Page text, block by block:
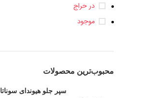
در حراج
موجود
محبوب‌ترین محصولات
سپر جلو هیوندای سوناتا